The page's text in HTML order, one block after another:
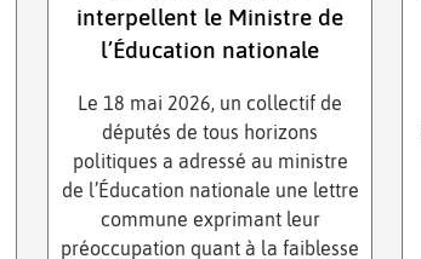
interpellent le Ministre de
l’Éducation nationale
Le 18 mai 2026, un collectif de
députés de tous horizons
politiques a adressé au ministre
de l’Éducation nationale une lettre
commune exprimant leur
préoccupation quant à la faiblesse